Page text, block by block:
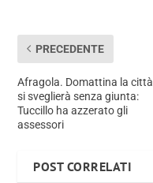
PRECEDENTE
Afragola. Domattina la città
si sveglierà senza giunta:
Tuccillo ha azzerato gli
assessori
POST CORRELATI